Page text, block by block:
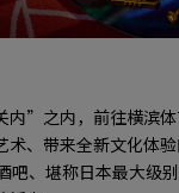
内”之内，前往横滨
术、带来全新文化体
吧、堪称日本最大级